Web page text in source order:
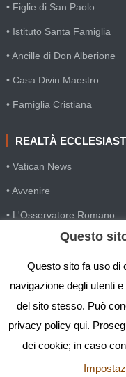
• Figlie di San Paolo
• Istituto Santa Famiglia
• Ancille di Don Alberione
• Casa Divin Maestro
• Famiglia Cristiana
REALTÀ
• Vatican News
• Avvenire
• L'Osservatore Romano
• SIR Agenzia
• Gesuiti Villapizzone
• Settimana della
• Festival Biblico
Questo
Questo sito fa uso di
navigazione degli utenti
del sito stesso. Può
privacy policy qui.
dei cookie; in caso